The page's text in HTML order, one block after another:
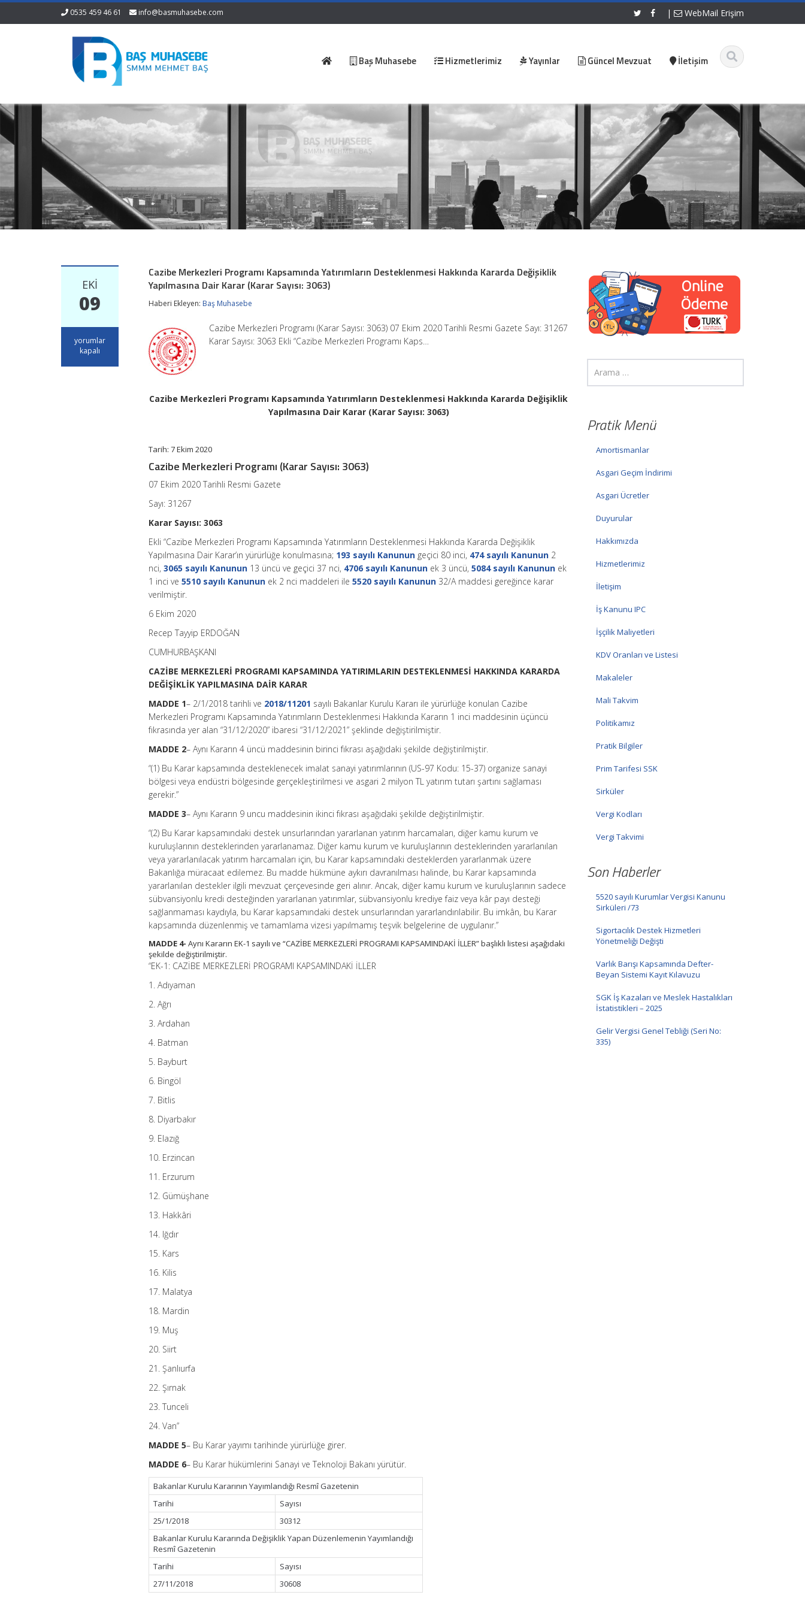
0535 459 46 61 info@basmuhasebe.com | WebMail Erişim
Baş Muhasebe Hizmetlerimiz Yayınlar Güncel Mevzuat İletişim
EKI
09
Cazibe
Merkezleri
yorumlar
kapalı
Cazibe Merkezleri Programı Kapsamında Yatırımların Desteklenmesi Hakkında Kararda Değişiklik
Yapılmasına Dair Karar (Karar Sayısı: 3063)
Haberi Ekleyen: Baş Muhasebe
Cazibe Merkezleri Programı (Karar Sayısı: 3063) 07 Ekim 2020 Tarihli Resmi Gazete Sayı: 31267
Karar Sayısı: 3063 Ekli “Cazibe Merkezleri Programı Kaps…
Cazibe Merkezleri Programı Kapsamında Yatırımların Desteklenmesi Hakkında Kararda Değişiklik
Yapılmasına Dair Karar (Karar Sayısı: 3063)
Tarih: 7 Ekim 2020
Cazibe Merkezleri Programı (Karar Sayısı: 3063)
07 Ekim 2020 Tarihli Resmi Gazete
Sayı: 31267
Karar Sayısı: 3063
Ekli “Cazibe Merkezleri Programı Kapsamında Yatırımların Desteklenmesi Hakkında Kararda Değişiklik
Yapılmasına Dair Karar’ın yürürlüğe konulmasına; 193 sayılı Kanunun geçici 80 inci, 474 sayılı Kanunun 2
nci,3065 sayılı Kanunun 13 üncü ve geçici 37 nci, 4706 sayılı Kanunun ek 3 üncü,5084 sayılı Kanunun ek
1 inci ve5510 sayılı Kanunun ek 2 nci maddeleri ile5520 sayılı Kanunun 32/A maddesi gereğince karar
verilmiştir.
6 Ekim 2020
Recep Tayyip ERDOĞAN
CUMHURBAŞKANI
CAZİBE MERKEZLERİ PROGRAMI KAPSAMINDA YATIRIMLARIN DESTEKLENMESİ HAKKINDA KARARDA
DEĞİŞİKLİK YAPILMASINA DAİR KARAR
MADDE 1– 2/1/2018 tarihli ve 2018/11201 sayılı Bakanlar Kurulu Kararı ile yürürlüğe konulan Cazibe
Merkezleri Programı Kapsamında Yatırımların Desteklenmesi Hakkında Kararın 1 inci maddesinin üçüncü
fıkrasında yer alan “31/12/2020” ibaresi “31/12/2021” şeklinde değiştirilmiştir.
MADDE 2– Aynı Kararın 4 üncü maddesinin birinci fıkrası aşağıdaki şekilde değiştirilmiştir.
“(1) Bu Karar kapsamında desteklenecek imalat sanayi yatırımlarının (US-97 Kodu: 15-37) organize sanayi
bölgesi veya endüstri bölgesinde gerçekleştirilmesi ve asgari 2 milyon TL yatırım tutarı şartını sağlaması
gerekir.”
MADDE 3– Aynı Kararın 9 uncu maddesinin ikinci fıkrası aşağıdaki şekilde değiştirilmiştir.
“(2) Bu Karar kapsamındaki destek unsurlarından yararlanan yatırım harcamaları, diğer kamu kurum ve
kuruluşlarının desteklerinden yararlanamaz. Diğer kamu kurum ve kuruluşlarının desteklerinden yararlanılan
veya yararlanılacak yatırım harcamaları için, bu Karar kapsamındaki desteklerden yararlanmak üzere
Bakanlığa müracaat edilemez. Bu madde hükmüne aykırı davranılması halinde, bu Karar kapsamında
yararlanılan destekler ilgili mevzuat çerçevesinde geri alınır. Ancak, diğer kamu kurum ve kuruluşlarının sadece
sübvansiyonlu kredi desteğinden yararlanan yatırımlar, sübvansiyonlu krediye faiz veya kâr payı desteği
sağlanmaması kaydıyla, bu Karar kapsamındaki destek unsurlarından yararlandırılabilir. Bu imkân, bu Karar
kapsamında düzenlenmiş ve tamamlama vizesi yapılmamış teşvik belgelerine de uygulanır.”
MADDE 4- Aynı Kararın EK-1 sayılı ve “CAZİBE MERKEZLERİ PROGRAMI KAPSAMINDAKİ İLLER” başlıklı listesi aşağıdaki
şekilde değiştirilmiştir.
“EK-1: CAZİBE MERKEZLERİ PROGRAMI KAPSAMINDAKİ İLLER
1. Adıyaman
2. Ağrı
3. Ardahan
4. Batman
5. Bayburt
6. Bingöl
7. Bitlis
8. Diyarbakır
9. Elazığ
10. Erzincan
11. Erzurum
12. Gümüşhane
13. Hakkâri
14. Iğdır
15. Kars
16. Kilis
17. Malatya
18. Mardin
19. Muş
20. Siirt
21. Şanlıurfa
22. Şırnak
23. Tunceli
24. Van”
MADDE 5– Bu Karar yayımı tarihinde yürürlüğe girer.
MADDE 6– Bu Karar hükümlerini Sanayi ve Teknoloji Bakanı yürütür.
Bakanlar Kurulu Kararının Yayımlandığı Resmî Gazetenin
Tarihi
Sayısı
25/1/2018
30312
Bakanlar Kurulu Kararında Değişiklik Yapan Düzenlemenin Yayımlandığı
Resmî Gazetenin
Tarihi
Sayısı
27/11/2018
30608
Pratik Menü
Amortismanlar
Asgari Geçim İndirimi
Asgari Ücretler
Duyurular
Hakkımızda
Hizmetlerimiz
İletişim
İş Kanunu IPC
İşçilik Maliyetleri
KDV Oranları ve Listesi
Makaleler
Mali Takvim
Politikamız
Pratik Bilgiler
Prim Tarifesi SSK
Sirküler
Vergi Kodları
Vergi Takvimi
Son Haberler
5520 sayılı Kurumlar Vergisi Kanunu
Sirküleri /73
Sigortacılık Destek Hizmetleri
Yönetmeliği Değişti
Varlık Barışı Kapsamında Defter-
Beyan Sistemi Kayıt Kılavuzu
SGK İş Kazaları ve Meslek Hastalıkları
İstatistikleri – 2025
Gelir Vergisi Genel Tebliği (Seri No:
335)